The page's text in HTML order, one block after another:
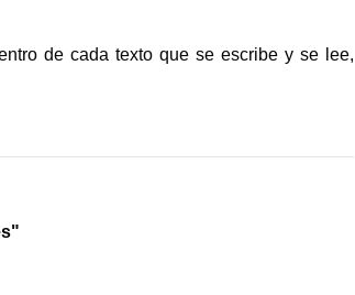
de cada texto que se escribe y se lee,